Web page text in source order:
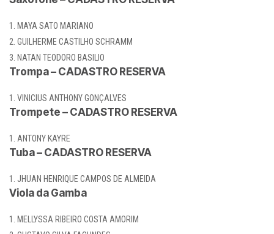
MAYA SATO MARIANO
GUILHERME CASTILHO SCHRAMM
NATAN TEODORO BASILIO
Trompa – CADASTRO RESERVA
VINICIUS ANTHONY GONÇALVES
Trompete – CADASTRO RESERVA
ANTONY KAYRE
Tuba – CADASTRO RESERVA
JHUAN HENRIQUE CAMPOS DE ALMEIDA
Viola da Gamba
MELLYSSA RIBEIRO COSTA AMORIM